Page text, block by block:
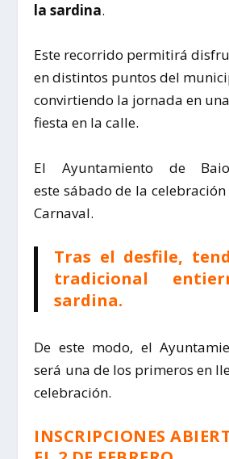
la sardina.
Este recorrido permitirá
en distintos puntos del
convirtiendo la jornada en
fiesta en la calle.
El Ayuntamiento de
este sábadode la
Carnaval.
Tras el desfile,
tradicional
sardina.
De este modo, el
será una de los primeros en
celebración.
INSCRIPCIONES